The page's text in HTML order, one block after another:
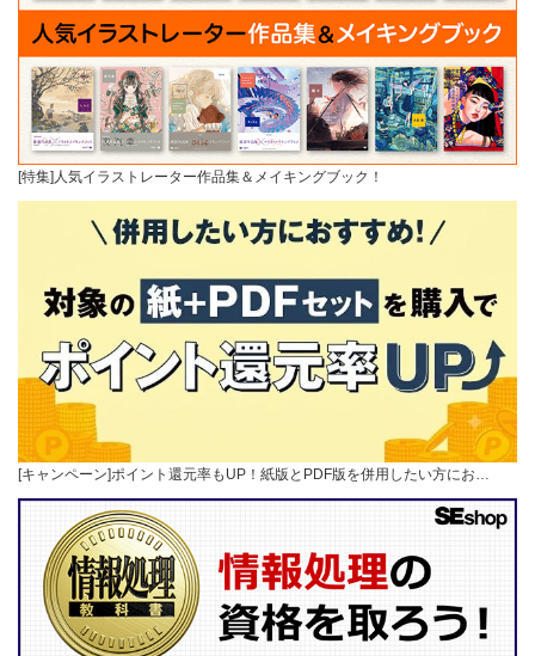
[特集]人気イラストレーター作品集＆メイキングブック！
[キャンペーン]ポイント還元率もUP！紙版とPDF版を併用したい方にお…